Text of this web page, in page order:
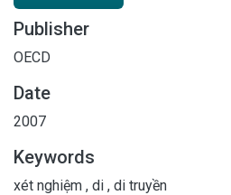
Publisher
OECD
Date
2007
Keywords
xét nghiệm , di , di truyền